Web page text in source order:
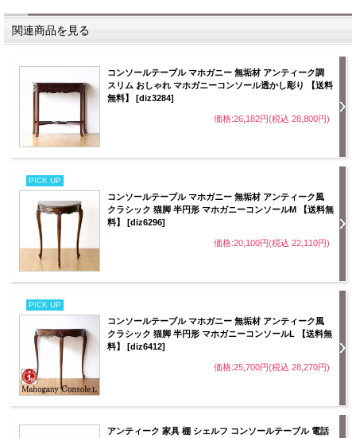
関連商品を見る
コンソールテーブル マホガニー 無垢材 アンティーク調
スリム おしゃれ マホガニーコンソール透かし彫り 【送料
無料】 [diz3284]
価格:26,182円(税込 28,800円)
PICK UP
コンソールテーブル マホガニー 無垢材 アンティーク風
クラシック 猫脚 半円形 マホガニーコンソールM 【送料無
料】 [diz6296]
価格:20,100円(税込 22,110円)
PICK UP
コンソールテーブル マホガニー 無垢材 アンティーク風
クラシック 猫脚 半円形 マホガニーコンソールL 【送料無
料】 [diz6412]
価格:25,700円(税込 28,270円)
アンティーク 家具 棚 シェルフ コンソールテーブル 電話